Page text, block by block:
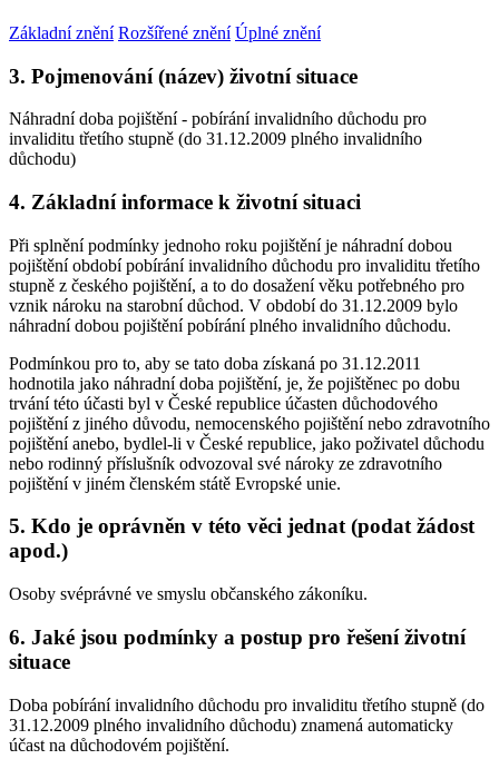
Základní znění Rozšířené znění Úplné znění
3. Pojmenování (název) životní situace
Náhradní doba pojištění - pobírání invalidního důchodu pro
invaliditu třetího stupně (do 31.12.2009 plného invalidního
důchodu)
4. Základní informace k životní situaci
Při splnění podmínky jednoho roku pojištění je náhradní dobou
pojištění období pobírání invalidního důchodu pro invaliditu třetího
stupně z českého pojištění, a to do dosažení věku potřebného pro
vznik nároku na starobní důchod. V období do 31.12.2009 bylo
náhradní dobou pojištění pobírání plného invalidního důchodu.
Podmínkou pro to, aby se tato doba získaná po 31.12.2011
hodnotila jako náhradní doba pojištění, je, že pojištěnec po dobu
trvání této účasti byl v České republice účasten důchodového
pojištění z jiného důvodu, nemocenského pojištění nebo zdravotního
pojištění anebo, bydlel-li v České republice, jako poživatel důchodu
nebo rodinný příslušník odvozoval své nároky ze zdravotního
pojištění v jiném členském státě Evropské unie.
5. Kdo je oprávněn v této věci jednat (podat žádost
apod.)
Osoby svéprávné ve smyslu občanského zákoníku.
6. Jaké jsou podmínky a postup pro řešení životní
situace
Doba pobírání invalidního důchodu pro invaliditu třetího stupně (do
31.12.2009 plného invalidního důchodu) znamená automaticky
účast na důchodovém pojištění.